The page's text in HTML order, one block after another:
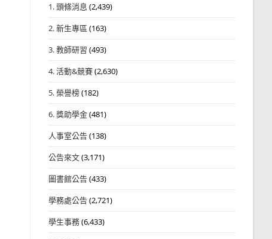
1. 頭條消息 (2,439)
2. 新生專區 (163)
3. 教師研習 (493)
4. 活動&競賽(2,630)
5. 榮譽榜(182)
6. 獎助學金(481)
人事室公告(138)
公告來文(3,171)
圖書館公告(433)
學務處公告(2,721)
學生事務(6,433)